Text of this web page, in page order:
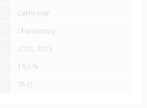
Californien
Chardonnay
2022, 2023
13,5 %
75 cl.